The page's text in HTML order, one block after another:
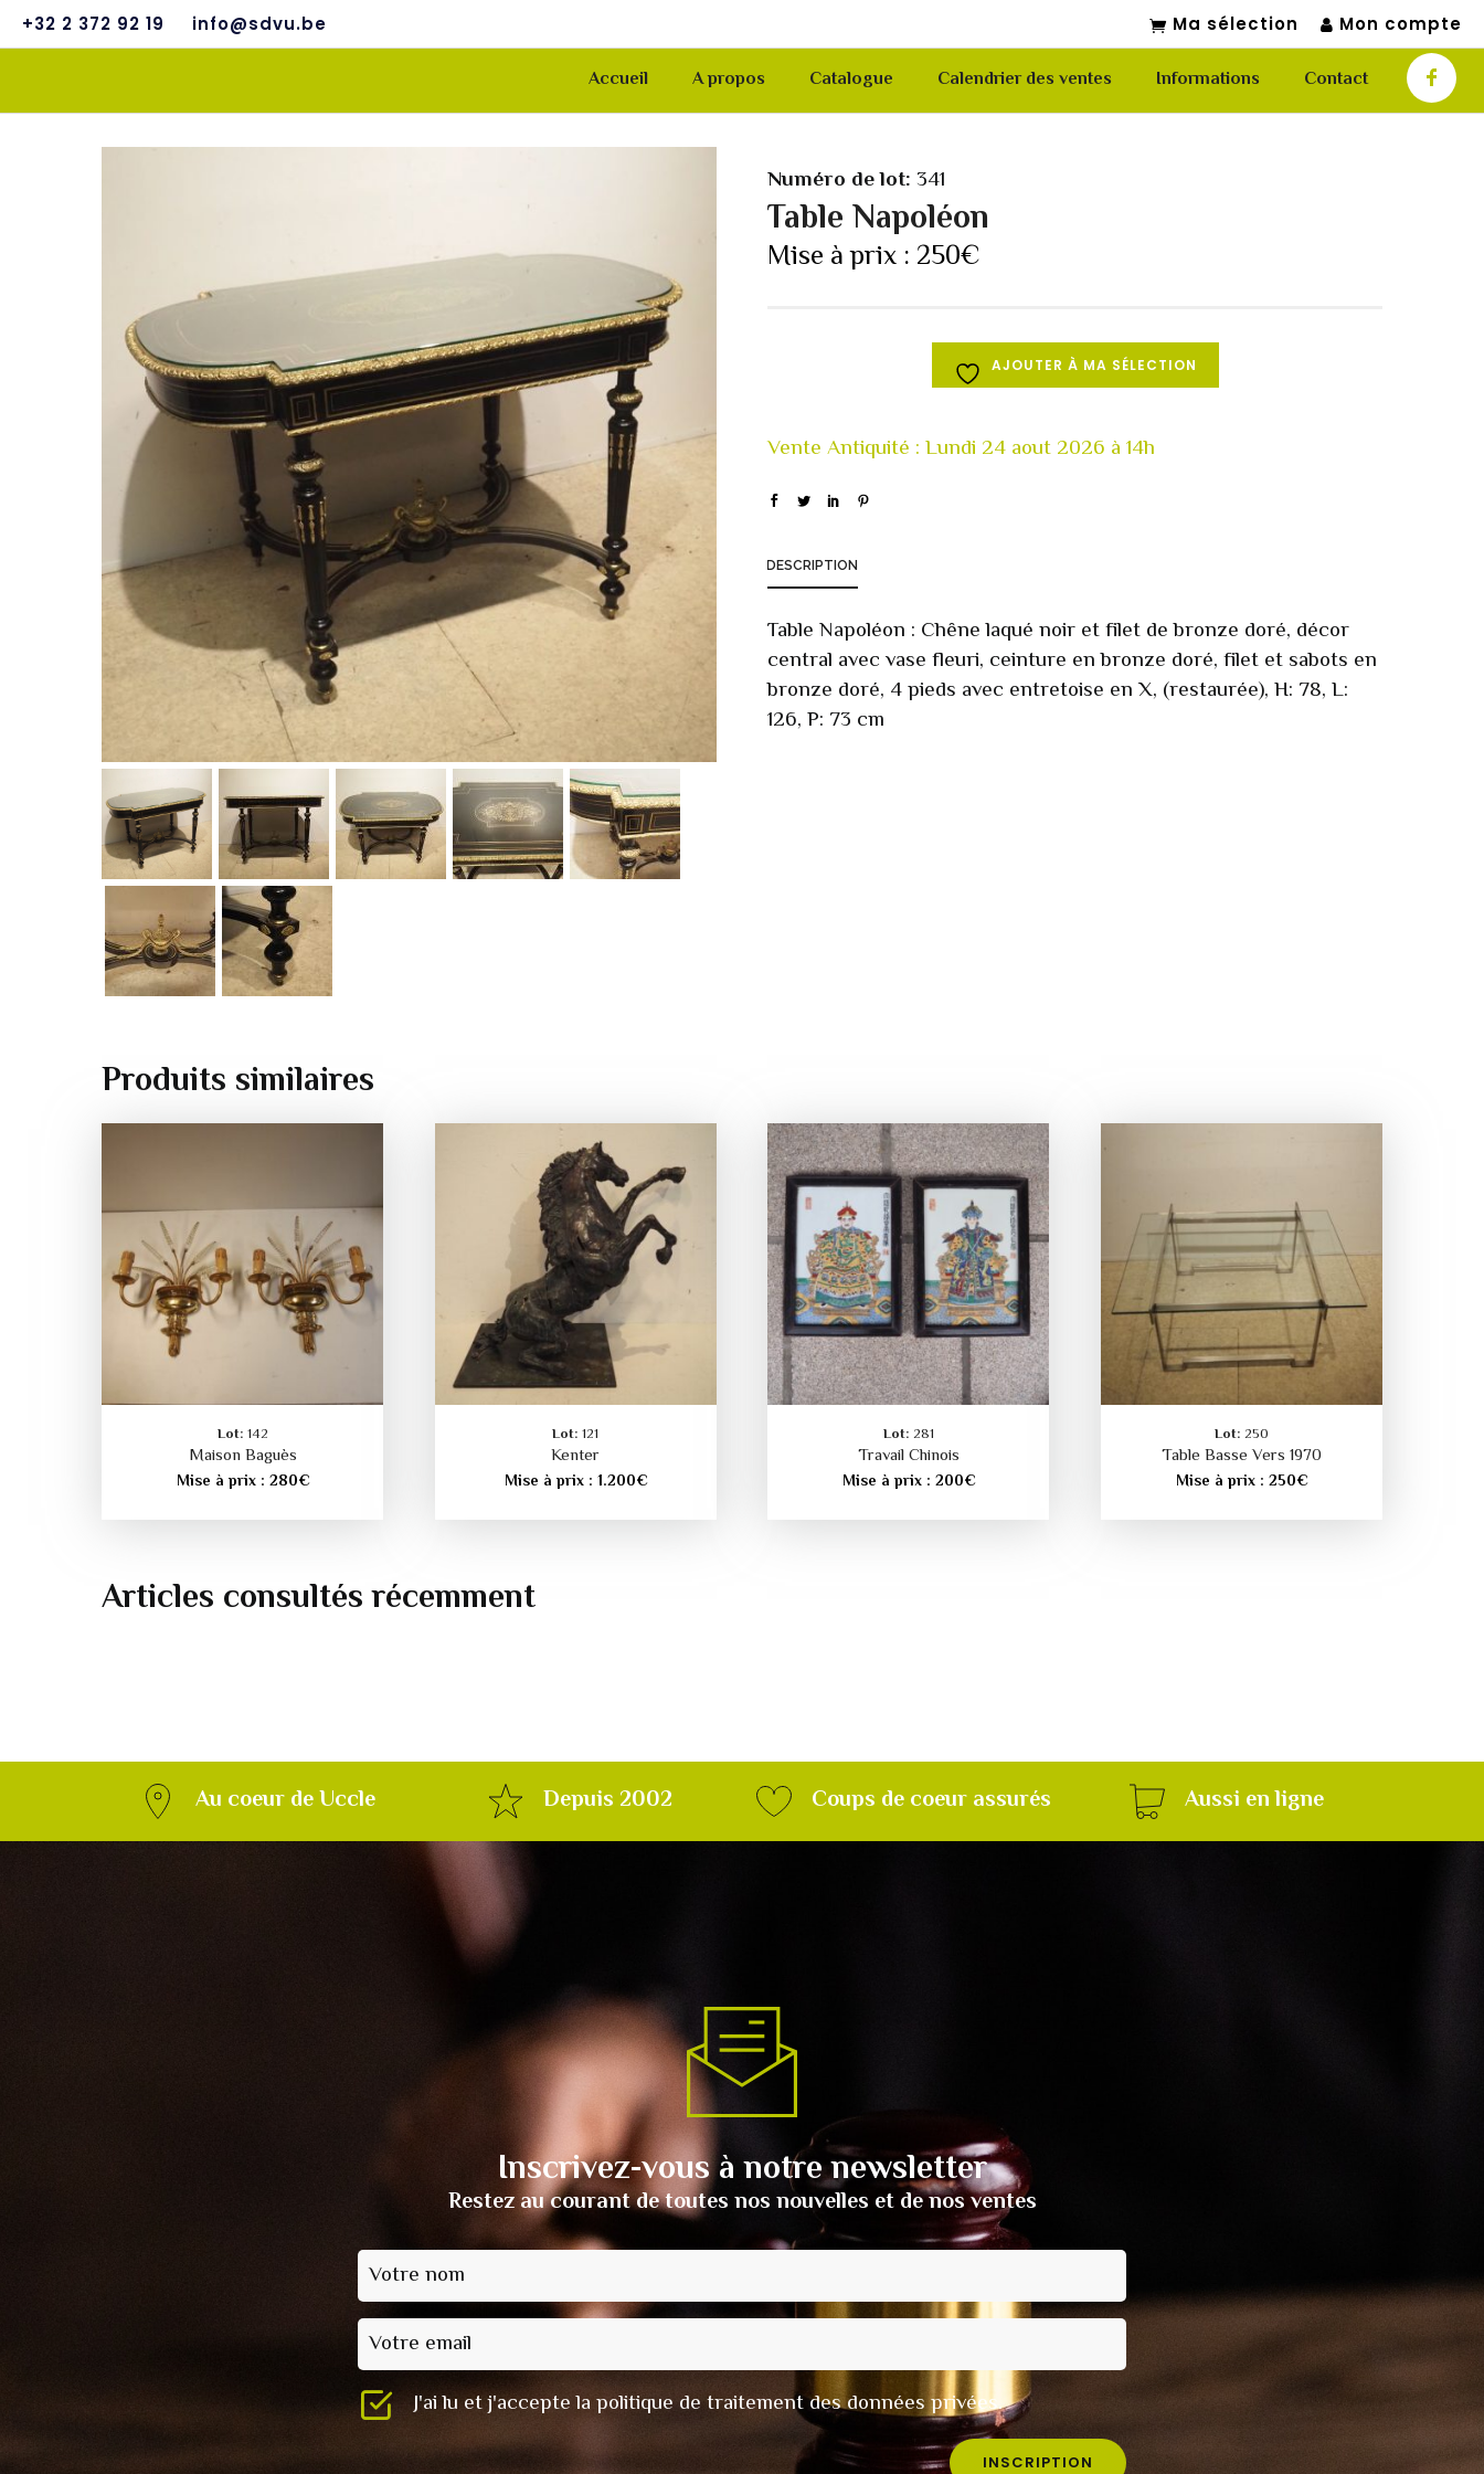
+32 2 372 92 19 info@sdvu.be Ma sélection Mon compte
Accueil A propos Catalogue Calendrier des ventes Informations Contact
Numéro de lot: 341
Table Napoléon
Mise à prix : 250€
AJOUTER À MA SÉLECTION
DESCRIPTION
Table Napoléon : Chêne laqué noir et filet de bronze doré, décor
central avec vase fleuri, ceinture en bronze doré, filet et sabots en
bronze doré, 4 pieds avec entretoise en X, (restaurée), H: 78, L:
126, P: 73 cm
Produits similaires
Lot: 142
Maison Baguès
Mise à prix : 280€
Lot: 121
Kenter
Mise à prix : 1.200€
Lot: 281
Travail Chinois
Mise à prix : 200€
Lot: 250
Table Basse Vers 1970
Mise à prix : 250€
Articles consultés récemment
Au coeur de Uccle Depuis 2002 Coups de coeur assurés Aussi en ligne
Inscrivez-vous à notre newsletter
Restez au courant de toutes nos nouvelles et de nos ventes
Votre nom
Votre email
J'ai lu et j'accepte la politique de traitement des données privées.
INSCRIPTION